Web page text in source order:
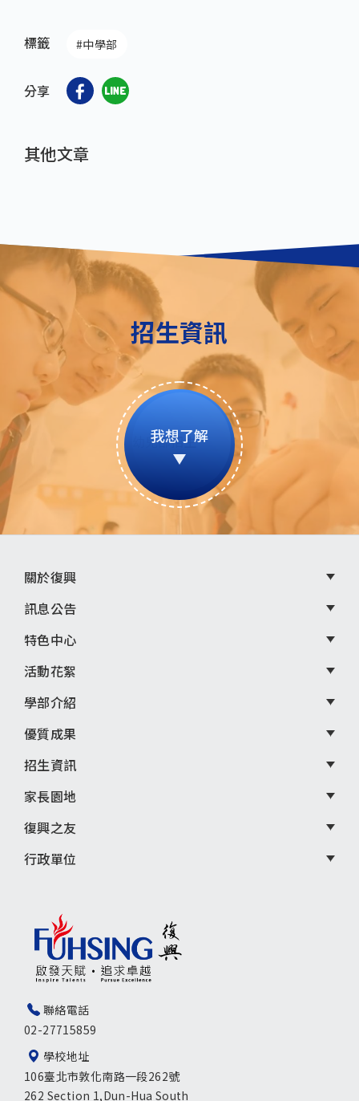
標籤 #中學部
分享
其他文章
招生資訊
我想了解
聯絡電話
02-27715859
學校地址
106臺北市敦化南路一段262號
262 Section 1,Dun-Hua South
頁
尾
選
單
關於復興
訊息公告
特色中心
活動花絮
學部介紹
優質成果
招生資訊
家長園地
復興之友
行政單位